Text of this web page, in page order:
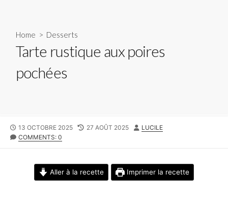
Home > Desserts
Tarte rustique aux poires
pochées
PUBLISHED
DATE
13 OCTOBRE 2025
LAST
27 AOÛT 2025 AUTHOR
LUCILE
COMMENTS: 0
Aller à la recette Imprimer la recette